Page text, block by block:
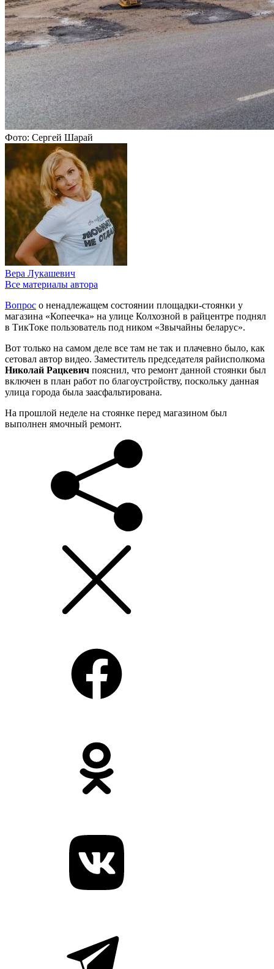
Фото: Сергей Шарай
Вера Лукашевич
Все материалы автора
Вопрос о ненадлежащем состоянии площадки-стоянки у
магазина «Копеечка» на улице Колхозной в райцентре поднял
в ТикТоке пользователь под ником «Звычайны беларус».
Вот только на самом деле все там не так и плачевно было, как
сетовал автор видео. Заместитель председателя райисполкома
Николай Рацкевич пояснил, что ремонт данной стоянки был
включен в план работ по благоустройству, поскольку данная
улица города была заасфальтирована.
На прошлой неделе на стоянке перед магазином был
выполнен ямочный ремонт.